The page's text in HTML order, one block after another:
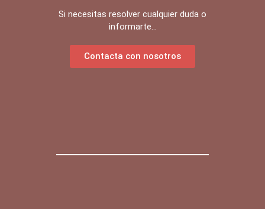
Si necesitas resolver cualquier duda o
informarte...
Contacta con nosotros